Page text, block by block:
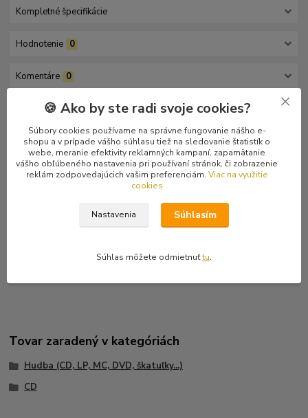
Kompletné špecifikácie
Hodnotenie 0
Komentáre 0
Kompletné špecifikácie
Nemecká thrash / hardcore kapela z Hanoveru.
Posledný raritný kus.
3 Boring Butt - Butt 3:22
Tovar zaradený v kategóriách
Hudba (CD, LP, MC, DVD, škatuľky...)
CD
🍪 Ako by ste radi svoje cookies?
Súbory cookies používame na správne fungovanie nášho e-
shopu a v prípade vášho súhlasu tiež na sledovanie štatistík o
webe, meranie efektivity reklamných kampaní, zapamätanie
vášho obľúbeného nastavenia pri používaní stránok, či zobrazenie
reklám zodpovedajúcich vašim preferenciám. Viac na využitie
cookies
Nastavenia Súhlasím
Súhlas môžete odmietnuťtu.